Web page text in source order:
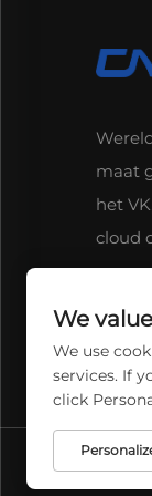
maat
het
cloud
We
We use
services. If
click